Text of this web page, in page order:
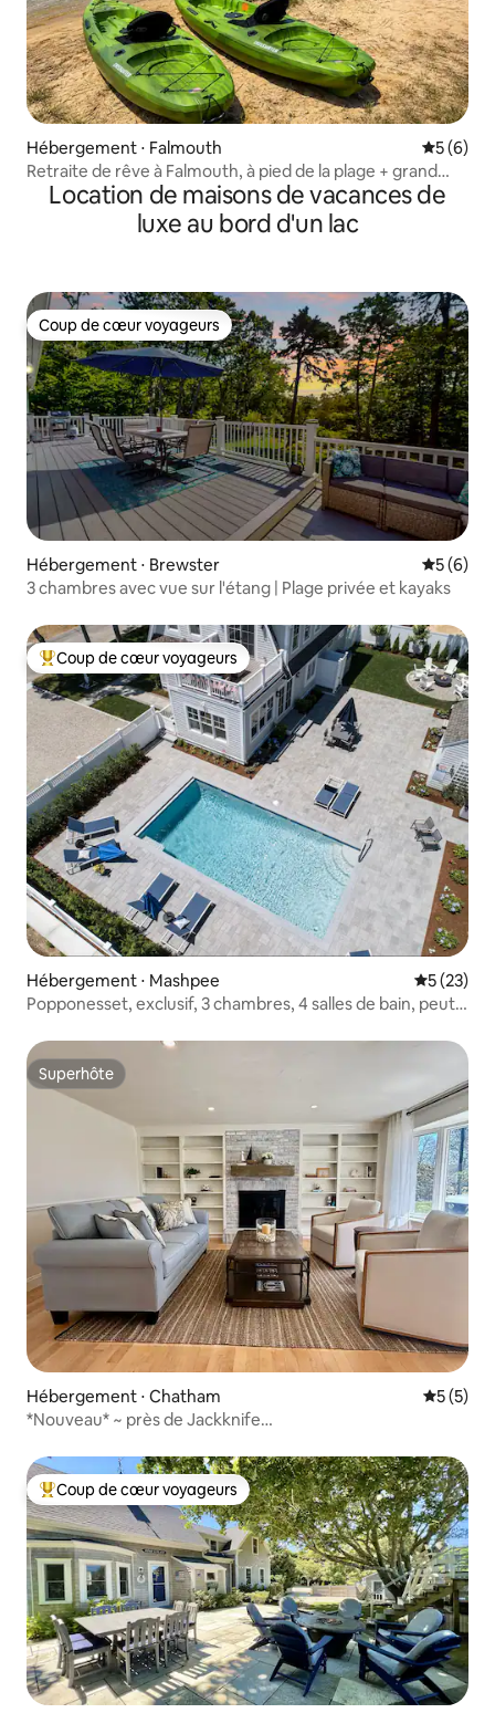
Hébergement ⋅ Falmouth
5 (6)
Retraite de rêve à Falmouth, à pied de la plage + grand
jardin !
Location de maisons de vacances de
luxe au bord d'un lac
Coup de cœur voyageurs
Coup de cœur voyageurs
Hébergement ⋅ Brewster
5 (6)
3 chambres avec vue sur l'étang | Plage privée et kayaks
Coups de cœur voyageurs les plus appréciés
Coup de cœur voyageurs
Hébergement ⋅ Mashpee
5 (23)
Popponesset, exclusif, 3 chambres, 4 salles de bain, peut
Superhôte
Superhôte
Hébergement ⋅ Chatham
5 (5)
*Nouveau* ~ près de Jackknife
Coups de cœur voyageurs les plus appréciés
Coup de cœur voyageurs